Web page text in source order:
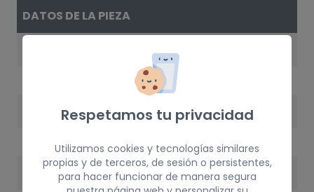
DATOS DE LA PIEZA
PESO
Respetamos tu privacidad
Utilizamos cookies y tecnologías similares
propias y de terceros, de sesión o persistentes,
para hacer funcionar de manera segura